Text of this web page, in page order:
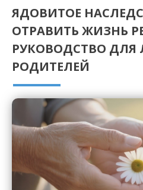
ЯДОВИТОЕ
ОТРАВИТЬ ЖИЗНЬ
РУКОВОДСТВО
РОДИТЕЛЕЙ